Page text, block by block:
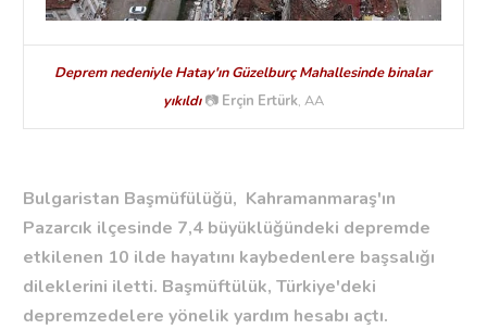
Deprem nedeniyle Hatay'ın Güzelburç Mahallesinde binalar
yıkıldı📷 Erçin Ertürk, AA
Bulgaristan Başmüfülüğü, Kahramanmaraş'ın
Pazarcık ilçesinde 7,4 büyüklüğündeki depremde
etkilenen 10 ilde hayatını kaybedenlere başsalığı
dileklerini iletti. Başmüftülük, Türkiye'deki
depremzedelere yönelik yardım hesabı açtı.